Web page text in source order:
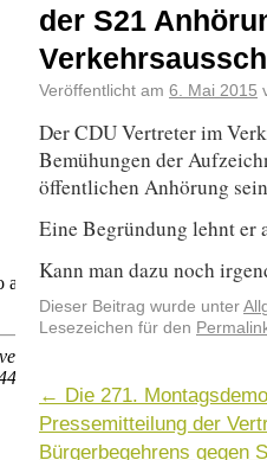
der S21
Veröffentlicht am 6. Mai 2015
Der CDU Vertreter im
Bemühungen der
öffentlichen Anhörung
Eine Begründung lehnt er
Kann man dazu noch
Dieser Beitrag wurde unter
Lesezeichen für den
← Die 271.
Pressemitteilung der
Bürgerbegehrens gegen